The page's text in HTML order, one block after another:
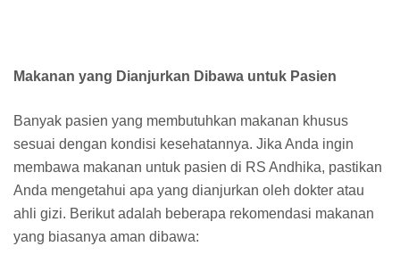
Makanan yang Dianjurkan Dibawa untuk Pasien
Banyak pasien yang membutuhkan makanan khusus
sesuai dengan kondisi kesehatannya. Jika Anda ingin
membawa makanan untuk pasien di RS Andhika, pastikan
Anda mengetahui apa yang dianjurkan oleh dokter atau
ahli gizi. Berikut adalah beberapa rekomendasi makanan
yang biasanya aman dibawa: